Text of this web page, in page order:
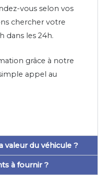
vous selon vos
chercher votre
dans les 24h.
grâce à notre
appel au
valeur du véhicule ?
à fournir ?